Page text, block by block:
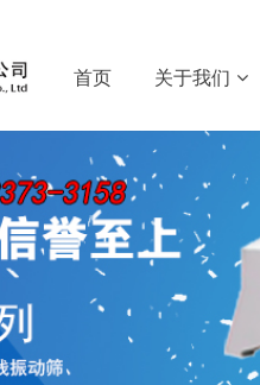
首页 关于我们